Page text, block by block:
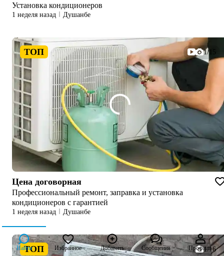
Установка кондиционеров
1 неделя назад Душанбе
ТОП 1/15
Цена договорная
Профессиональный ремонт, заправка и установка
кондиционеров с гарантией
1 неделя назад Душанбе
ТОП 1/16
Найти Избранное Добавить Сообщения Профиль